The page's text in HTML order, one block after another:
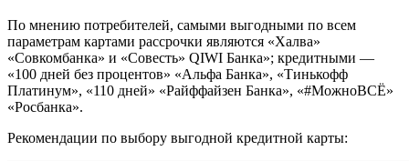
По мнению потребителей, самыми выгодными по всем
параметрам картами рассрочки являются «Халва»
«Совкомбанка» и «Совесть» QIWI Банка»; кредитными —
«100 дней без процентов» «Альфа Банка», «Тинькофф
Платинум», «110 дней» «Райффайзен Банка», «#МожноВСЁ»
«Росбанка».
Рекомендации по выбору выгодной кредитной карты: